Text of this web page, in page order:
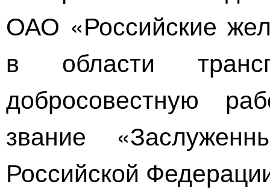
ОАО «Российские
в области
добросовестную
звание
Российской